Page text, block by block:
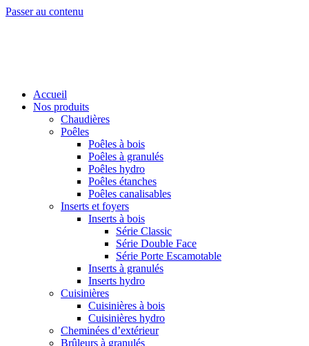
Passer au contenu
Accueil
Nos produits
Chaudières
Poêles
Poêles à bois
Poêles à granulés
Poêles hydro
Poêles étanches
Poêles canalisables
Inserts et foyers
Inserts à bois
Série Classic
Série Double Face
Série Porte Escamotable
Inserts à granulés
Inserts hydro
Cuisinières
Cuisinières à bois
Cuisinières hydro
Cheminées d’extérieur
Brûleurs à granulés